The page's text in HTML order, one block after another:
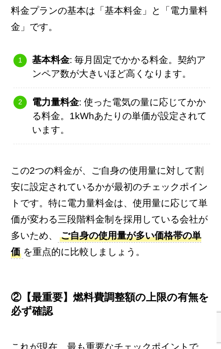
料金プランの基本は「基本料金」と「電力量料
金」です。
基本料金: 毎月固定でかかる料金。契約ア
ンペア数が大きいほど高くなります。
電力量料金: 使った電気の量に応じてかか
る料金。1kWhあたりの単価が設定されて
います。
この2つの料金が、ご自身の使用量に対して割
安に設定されているかが最初のチェックポイン
トです。特に電力量料金は、使用量に応じて単
価が変わる三段階料金制を採用している会社が
多いため、
ご自身の使用量が多い価格帯の単
価 を重点的に比較しましょう。
②【最重要】燃料費調整額の上限の有無を
必ず確認
これが現在、最も重要なチェックポイントで